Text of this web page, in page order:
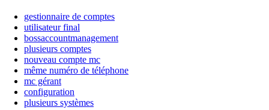
gestionnaire de comptes
utilisateur final
bossaccountmanagement
plusieurs comptes
nouveau compte mc
même numéro de téléphone
mc gérant
configuration
plusieurs systèmes